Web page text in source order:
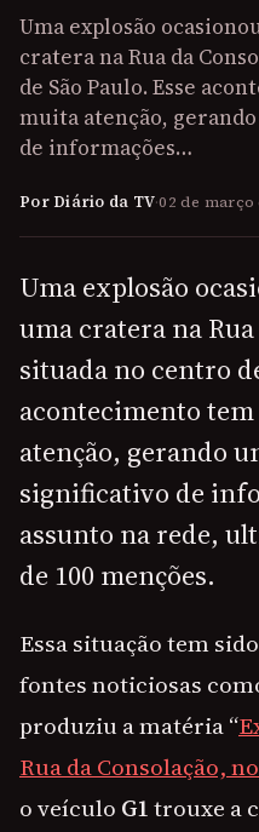
Uma explosão
cratera na Rua da
de São Paulo. Esse
muita atenção,
de informações…
Por Diário da TV·02 de março
Uma explosão
uma cratera na
situada no centro
acontecimento
atenção, gerando
significativo de
assunto na rede,
de 100 menções.
Essa situação tem
fontes noticiosas
produziu a matéria “
Rua da Consolação,
o veículo G1trouxe a